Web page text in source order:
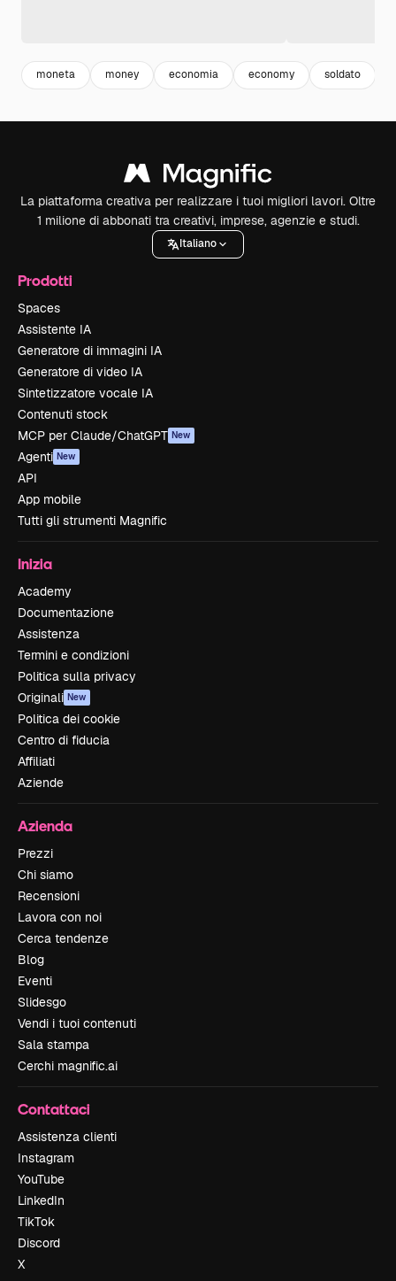
moneta money economia economy soldato
La piattaforma creativa per realizzare i tuoi migliori lavori. Oltre
1 milione di abbonati tra creativi, imprese, agenzie e studi.
Italiano
Prodotti
Spaces
Assistente IA
Generatore di immagini IA
Generatore di video IA
Sintetizzatore vocale IA
Contenuti stock
MCP per Claude/ChatGPT New
Agenti New
API
App mobile
Tutti gli strumenti Magnific
Inizia
Academy
Documentazione
Assistenza
Termini e condizioni
Politica sulla privacy
Originali New
Politica dei cookie
Centro di fiducia
Affiliati
Aziende
Azienda
Prezzi
Chi siamo
Recensioni
Lavora con noi
Cerca tendenze
Blog
Eventi
Slidesgo
Vendi i tuoi contenuti
Sala stampa
Cerchi magnific.ai
Contattaci
Assistenza clienti
Instagram
YouTube
LinkedIn
TikTok
Discord
X